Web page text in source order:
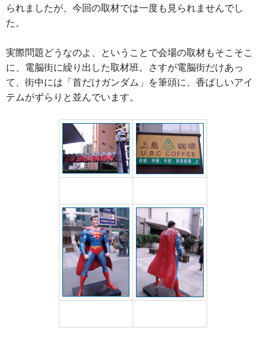
られましたが、今回の取材では一度も見られませんでし
た。
実際問題どうなのよ、ということで会場の取材もそこそこ
に、電脳街に繰り出した取材班。さすが電脳街だけあっ
て、街中には「首だけガンダム」を筆頭に、香ばしいアイ
テムがずらりと並んでいます。